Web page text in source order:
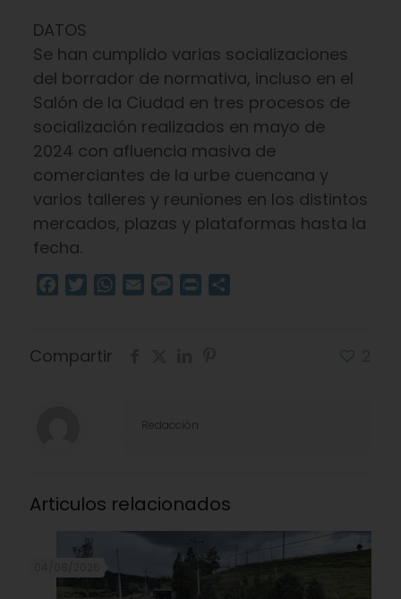
DATOS
Se han cumplido varias socializaciones
del borrador de normativa, incluso en el
Salón de la Ciudad en tres procesos de
socialización realizados en mayo de
2024 con afluencia masiva de
comerciantes de la urbe cuencana y
varios talleres y reuniones en los distintos
mercados, plazas y plataformas hasta la
fecha.
Facebook
TwitterWhatsApp
Email Message
Print
Compartir
Redacción
Articulos relacionados